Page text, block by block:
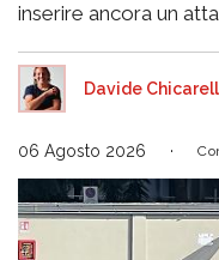
inserire ancora un
Davide
06 Agosto 2026